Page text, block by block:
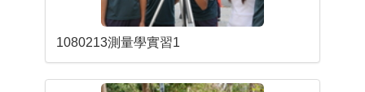
1080213測量學實習1